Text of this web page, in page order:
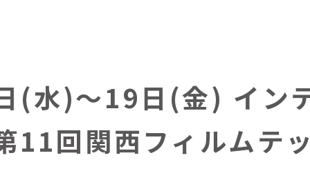
(水)～19日(金) イン
11回関西フィルムテ